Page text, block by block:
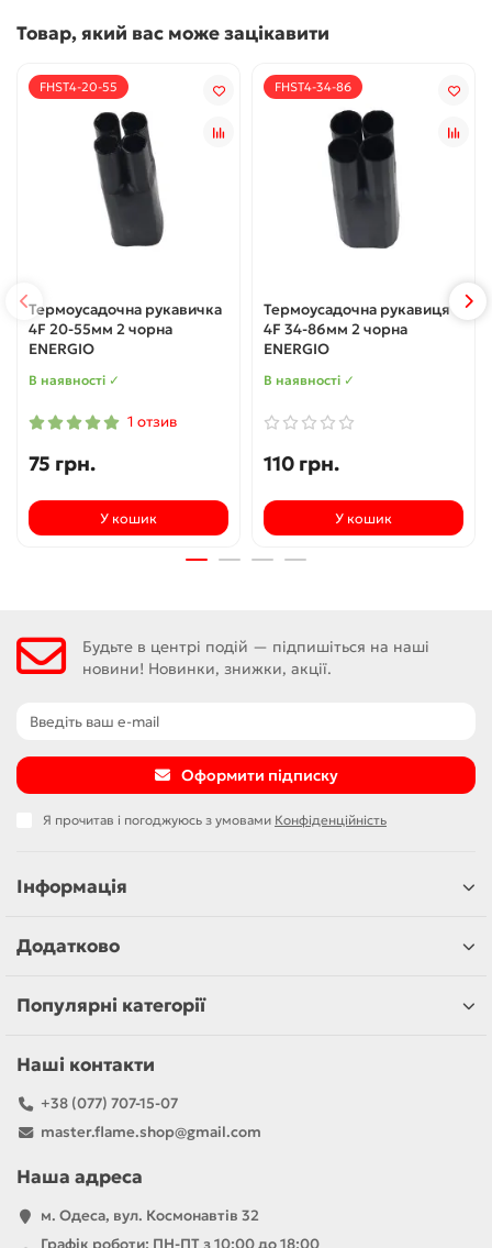
Товар, який вас може зацікавити
FHST4-20-55
Термоусадочна рукавичка
4F 20-55мм 2 чорна
ENERGIO
В наявності ✓
1 отзив
75 грн.
У кошик
FHST4-34-86
Термоусадочна рукавиця
4F 34-86мм 2 чорна
ENERGIO
В наявності ✓
110 грн.
У кошик
Будьте в центрі подій — підпишіться на наші
новини! Новинки, знижки, акції.
Оформити підписку
Я прочитав і погоджуюсь з умовами Конфіденційність
Інформація
Додатково
Популярні категорії
Наші контакти
+38 (077) 707-15-07
master.flame.shop@gmail.com
Наша адреса
м. Одеса, вул. Космонавтів 32